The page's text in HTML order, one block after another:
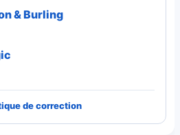
& Burling
de correction